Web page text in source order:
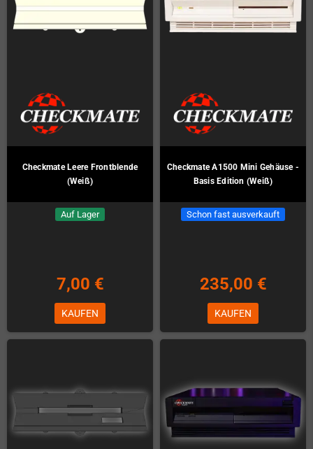
Checkmate Leere Frontblende
(Weiß)
Auf Lager
7,00 €
KAUFEN
Checkmate A1500 Mini Gehäuse -
Basis Edition (Weiß)
Schon fast ausverkauft
235,00 €
KAUFEN